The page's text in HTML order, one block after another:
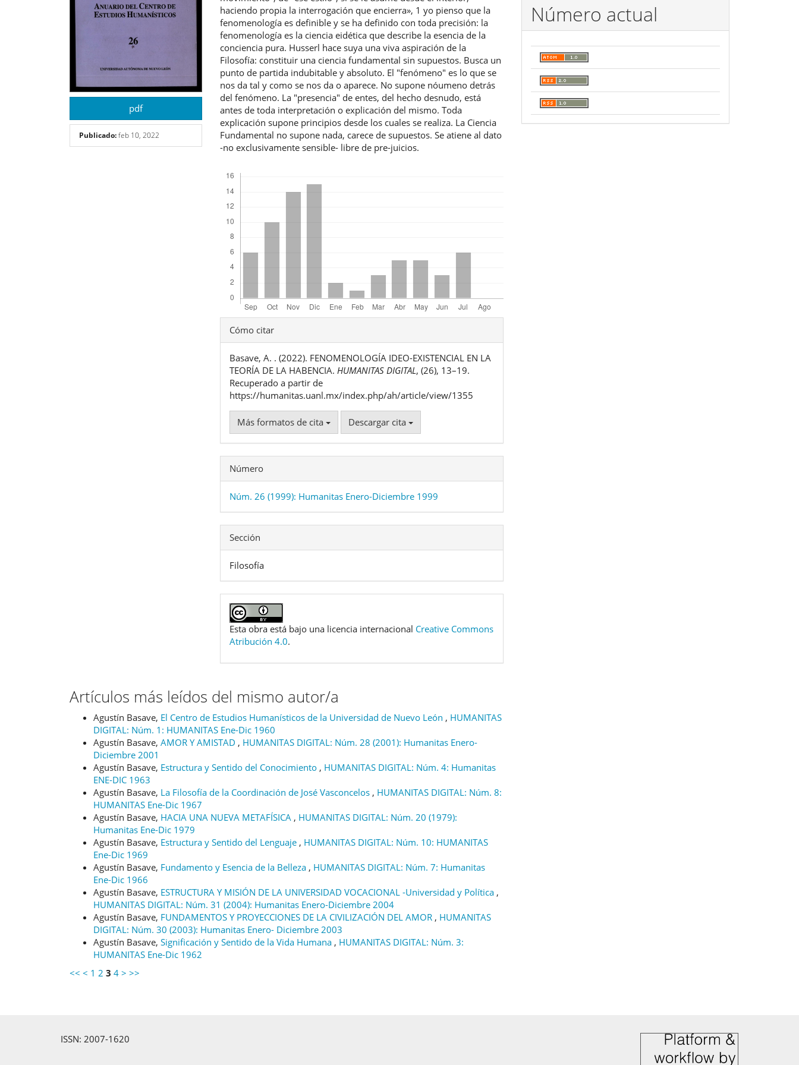
pdf
Publicado:feb 10, 2022
haciendo propia la interrogación que encierra», 1 yo pienso que la
fenomenología es definible y se ha definido con toda precisión: la
fenomenología es la ciencia eidética que describe la esencia de la
conciencia pura. Husserl hace suya una viva aspiración de la
Filosofía: constituir una ciencia fundamental sin supuestos. Busca un
punto de partida indubitable y absoluto. El "fenómeno" es lo que se
nos da tal y como se nos da o aparece. No supone nóumeno detrás
del fenómeno. La "presencia" de entes, del hecho desnudo, está
antes de toda interpretación o explicación del mismo. Toda
explicación supone principios desde los cuales se realiza. La Ciencia
Fundamental no supone nada, carece de supuestos. Se atiene al dato
-no exclusivamente sensible- libre de pre-juicios.
Detalles
del
artículo
Cómo citar
Basave, A. . (2022). FENOMENOLOGÍA IDEO-EXISTENCIAL EN LA
TEORÍA DE LA HABENCIA. HUMANITAS DIGITAL, (26), 13–19.
Recuperado a partir de
https://humanitas.uanl.mx/index.php/ah/article/view/1355
Más formatos de cita Descargar cita
Número
Núm. 26 (1999): Humanitas Enero-Diciembre 1999
Sección
Filosofía
Esta obra está bajo una licencia internacional Creative Commons
Atribución 4.0.
Artículos más leídos del mismo autor/a
Agustín Basave, El Centro de Estudios Humanísticos de la Universidad de Nuevo León , HUMANITAS
DIGITAL: Núm. 1: HUMANITAS Ene-Dic 1960
Agustín Basave, AMOR Y AMISTAD , HUMANITAS DIGITAL: Núm. 28 (2001): Humanitas Enero-
Diciembre 2001
Agustín Basave, Estructura y Sentido del Conocimiento , HUMANITAS DIGITAL: Núm. 4: Humanitas
ENE-DIC 1963
Agustín Basave, La Filosofía de la Coordinación de José Vasconcelos , HUMANITAS DIGITAL: Núm. 8:
HUMANITAS Ene-Dic 1967
Agustín Basave, HACIA UNA NUEVA METAFÍSICA , HUMANITAS DIGITAL: Núm. 20 (1979):
Humanitas Ene-Dic 1979
Agustín Basave, Estructura y Sentido del Lenguaje , HUMANITAS DIGITAL: Núm. 10: HUMANITAS
Ene-Dic 1969
Agustín Basave, Fundamento y Esencia de la Belleza , HUMANITAS DIGITAL: Núm. 7: Humanitas
Ene-Dic 1966
Agustín Basave, ESTRUCTURA Y MISIÓN DE LA UNIVERSIDAD VOCACIONAL -Universidad y Política ,
HUMANITAS DIGITAL: Núm. 31 (2004): Humanitas Enero-Diciembre 2004
Agustín Basave, FUNDAMENTOS Y PROYECCIONES DE LA CIVILIZACIÓN DEL AMOR , HUMANITAS
DIGITAL: Núm. 30 (2003): Humanitas Enero- Diciembre 2003
Agustín Basave, Significación y Sentido de la Vida Humana , HUMANITAS DIGITAL: Núm. 3:
HUMANITAS Ene-Dic 1962
<< < 1 2 3 4 > >>
Número actual
ISSN: 2007-1620